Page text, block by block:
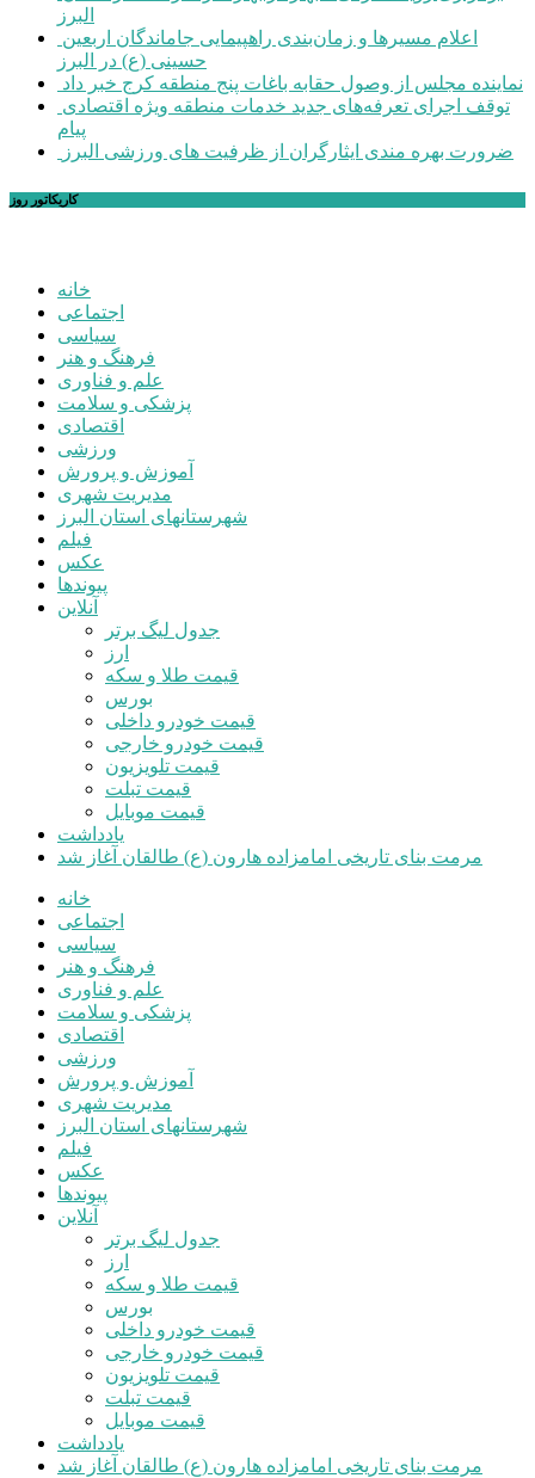
البرز
حسینی (ع) در البرز
نماینده مجلس از وصول حقابه باغات پنج منطقه کرج خبر داد
پیام
ضرورت بهره مندی ایثارگران از ظرفیت های ورزشی البرز
کاریکاتور روز
خانه
اجتماعی
سیاسی
فرهنگ و هنر
علم و فناوری
پزشکی و سلامت
اقتصادی
ورزشی
آموزش و پرورش
مدیریت شهری
شهرستانهای استان البرز
فیلم
عکس
پیوندها
آنلاین
جدول لیگ برتر
ارز
قیمت طلا و سکه
بورس
قیمت خودرو داخلی
قیمت خودرو خارجی
قیمت تلویزیون
قیمت تبلت
قیمت موبایل
یادداشت
مرمت بنای تاریخی امامزاده هارون (ع) طالقان آغاز شد
خانه
اجتماعی
سیاسی
فرهنگ و هنر
علم و فناوری
پزشکی و سلامت
اقتصادی
ورزشی
آموزش و پرورش
مدیریت شهری
شهرستانهای استان البرز
فیلم
عکس
پیوندها
آنلاین
جدول لیگ برتر
ارز
قیمت طلا و سکه
بورس
قیمت خودرو داخلی
قیمت خودرو خارجی
قیمت تلویزیون
قیمت تبلت
قیمت موبایل
یادداشت
مرمت بنای تاریخی امامزاده هارون (ع) طالقان آغاز شد